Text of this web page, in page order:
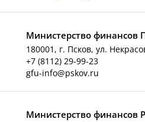
Министерство финансов
180001, г. Псков, ул.
+7 (8112) 29-99-23
gfu-info@pskov.ru
Министерство финансов